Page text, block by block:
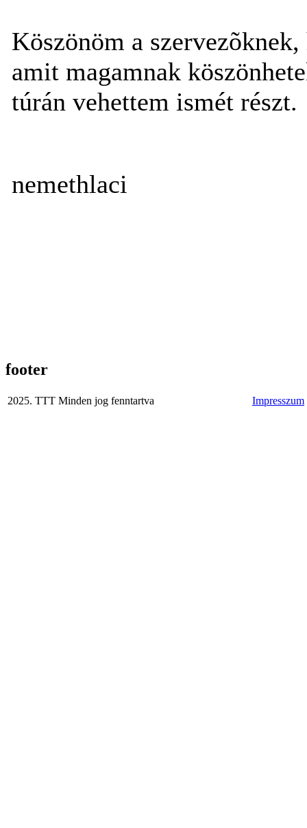
Köszönöm a
amit magamnak
túrán vehettem ismét részt.
nemethlaci
footer
2025. TTT Minden jog fenntartva Impresszum